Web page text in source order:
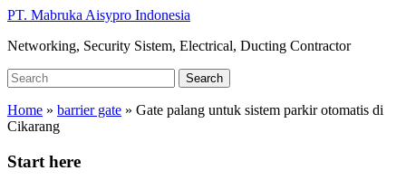
Skip
main
PT. Mabruka Aisypro Indonesia
Networking, Security Sistem, Electrical, Ducting Contractor
Search
for:
Search
Home » barrier gate » Gate palang untuk sistem parkir otomatis di
Cikarang
Start here